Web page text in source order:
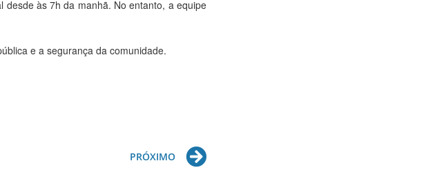
desde às 7h da manhã. No entanto, a equipe
e a segurança da comunidade.
PRÓXIMO Next